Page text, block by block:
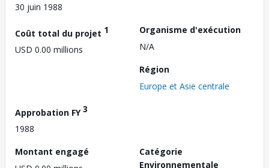
30 juin 1988
Coût total du projet 1
USD 0.00 millions
Organisme d'exécution
N/A
Région
Europe et Asie centrale
Approbation FY3
1988
Montant engagé
Catégorie
Environnementale